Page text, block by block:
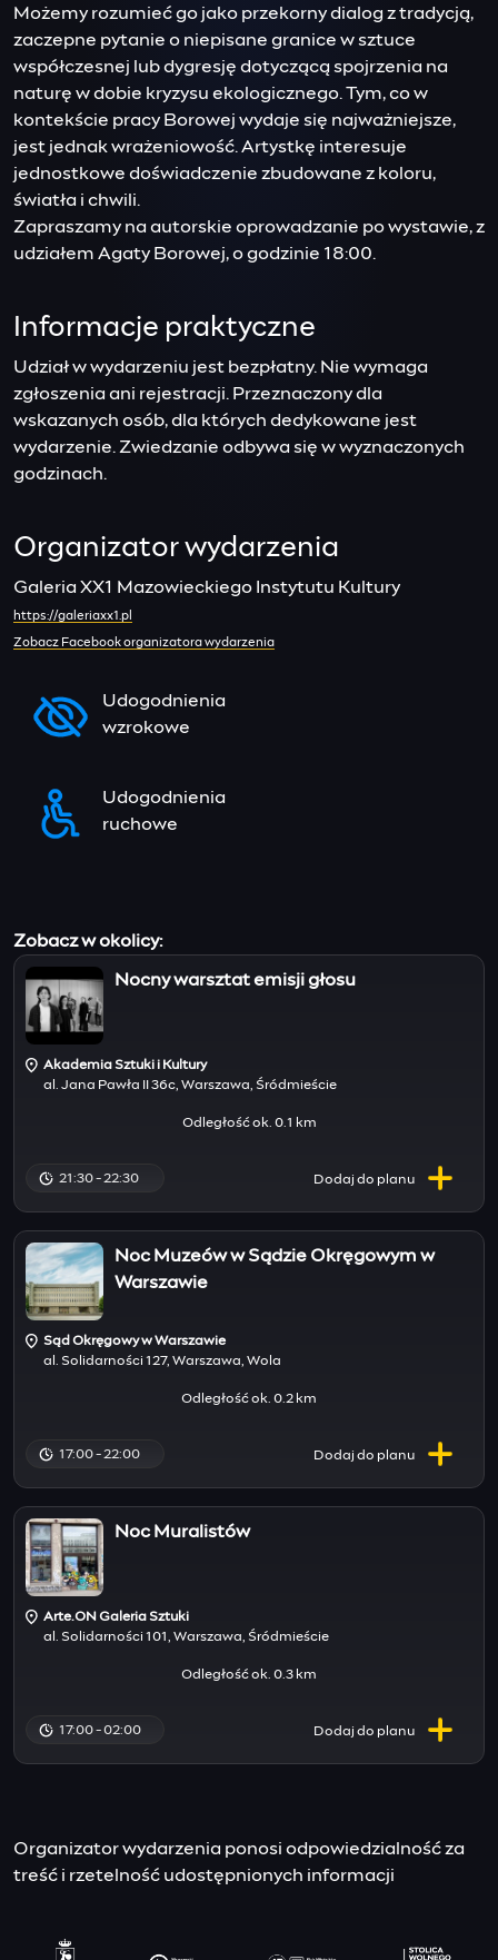
Możemy rozumieć go jako przekorny dialog z tradycją,
zaczepne pytanie o niepisane granice w sztuce
współczesnej lub dygresję dotyczącą spojrzenia na
naturę w dobie kryzysu ekologicznego. Tym, co w
kontekście pracy Borowej wydaje się najważniejsze,
jest jednak wrażeniowość. Artystkę interesuje
jednostkowe doświadczenie zbudowane z koloru,
światła i chwili.
Zapraszamy na autorskie oprowadzanie po wystawie, z
udziałem Agaty Borowej, o godzinie 18:00.
Informacje praktyczne
Udział w wydarzeniu jest bezpłatny. Nie wymaga
zgłoszenia ani rejestracji. Przeznaczony dla
wskazanych osób, dla których dedykowane jest
wydarzenie. Zwiedzanie odbywa się w wyznaczonych
godzinach.
Organizator wydarzenia
Galeria XX1 Mazowieckiego Instytutu Kultury
https://galeriaxx1.pl
Zobacz Facebook organizatora wydarzenia
Udogodnienia
wzrokowe
Udogodnienia
ruchowe
Zobacz w okolicy:
Nocny warsztat emisji głosu
Akademia Sztuki i Kultury
al. Jana Pawła II 36c, Warszawa, Śródmieście
Odległość ok. 0.1 km
21:30 - 22:30 Dodaj do planu
Noc Muzeów w Sądzie Okręgowym w
Warszawie
Sąd Okręgowy w Warszawie
al. Solidarności 127, Warszawa, Wola
Odległość ok. 0.2 km
17:00 - 22:00 Dodaj do planu
Noc Muralistów
Arte.ON Galeria Sztuki
al. Solidarności 101, Warszawa, Śródmieście
Odległość ok. 0.3 km
17:00 - 02:00 Dodaj do planu
Organizator wydarzenia ponosi odpowiedzialność za
treść i rzetelność udostępnionych informacji